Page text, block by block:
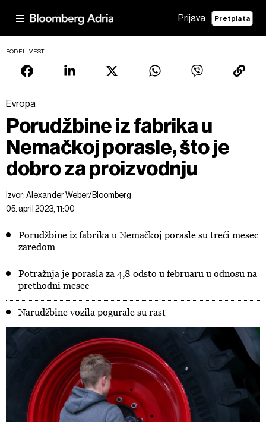
Prijava Pretplata
PODELI VEST
Evropa
Porudžbine iz fabrika u
Nemačkoj porasle, što je
dobro za proizvodnju
Izvor:Alexander Weber/Bloomberg
05. april 2023, 11:00
Porudžbine iz fabrika u Nemačkoj porasle su treći mesec
zaredom
Potražnja je porasla za 4,8 odsto u februaru u odnosu na
prethodni mesec
Narudžbine vozila pogurale su rast